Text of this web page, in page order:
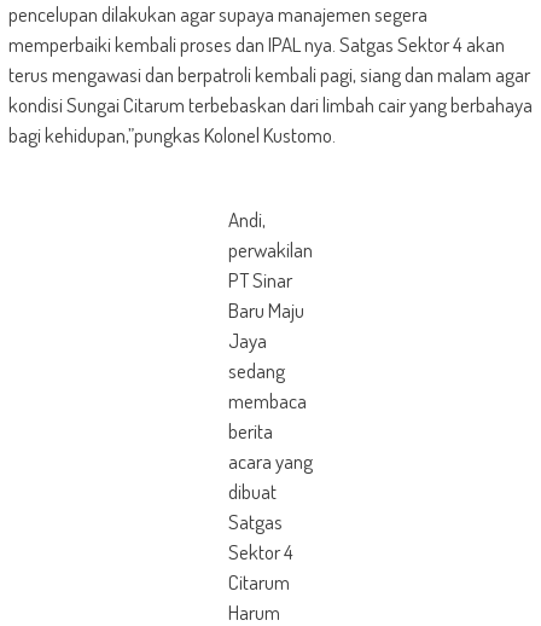
pencelupan dilakukan agar supaya manajemen segera
memperbaiki kembali proses dan IPAL nya. Satgas Sektor 4 akan
terus mengawasi dan berpatroli kembali pagi, siang dan malam agar
kondisi Sungai Citarum terbebaskan dari limbah cair yang berbahaya
bagi kehidupan,”pungkas Kolonel Kustomo.
Andi,
perwakilan
PT Sinar
Baru Maju
Jaya
sedang
membaca
berita
acara yang
dibuat
Satgas
Sektor 4
Citarum
Harum